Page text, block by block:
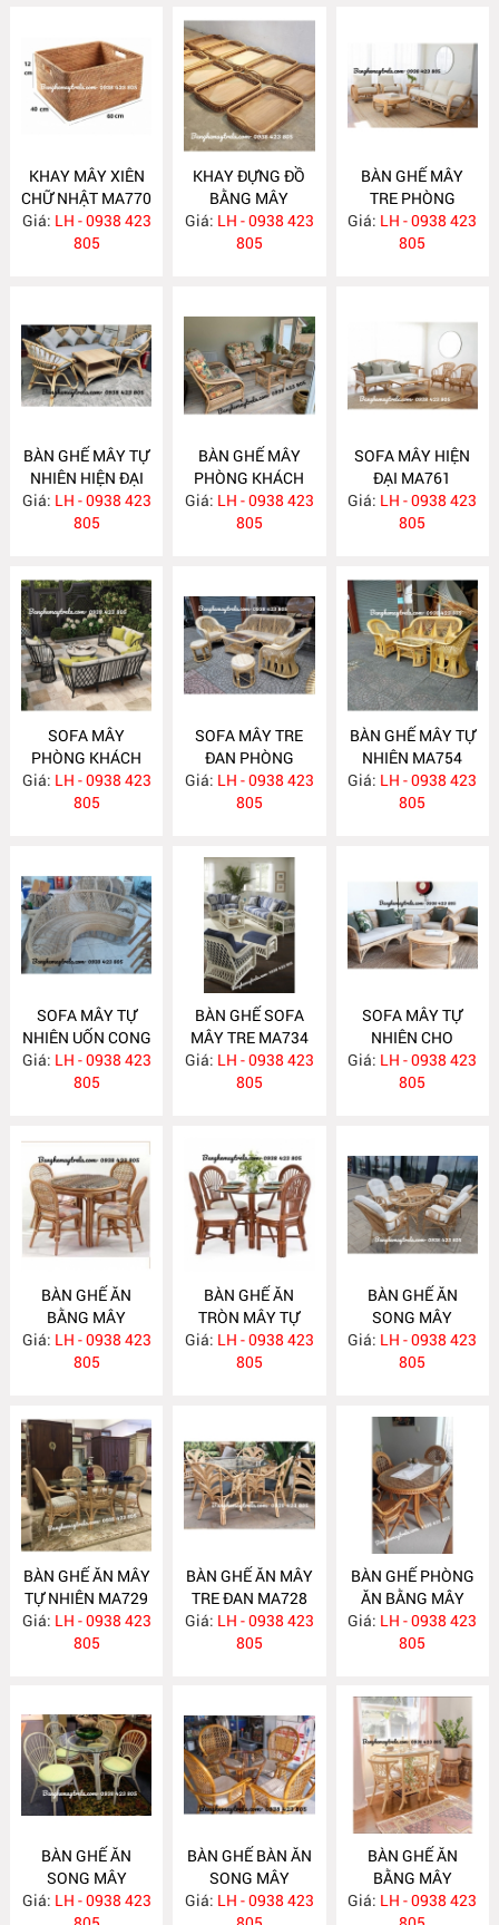
KHAY MÂY XIÊN
CHỮ NHẬT MA770
Giá: LH - 0938 423
805
KHAY ĐỰNG ĐỒ
BẰNG MÂY
MA769
Giá: LH - 0938 423
805
BÀN GHẾ MÂY
TRE PHÒNG
KHÁCH MA764
Giá: LH - 0938 423
805
BÀN GHẾ MÂY TỰ
NHIÊN HIỆN ĐẠI
MA763
Giá: LH - 0938 423
805
BÀN GHẾ MÂY
PHÒNG KHÁCH
MA762
Giá: LH - 0938 423
805
SOFA MÂY HIỆN
ĐẠI MA761
Giá: LH - 0938 423
805
SOFA MÂY
PHÒNG KHÁCH
MA760
Giá: LH - 0938 423
805
SOFA MÂY TRE
ĐAN PHÒNG
KHÁCH MA755
Giá: LH - 0938 423
805
BÀN GHẾ MÂY TỰ
NHIÊN MA754
Giá: LH - 0938 423
805
SOFA MÂY TỰ
NHIÊN UỐN CONG
MA743
Giá: LH - 0938 423
805
BÀN GHẾ SOFA
MÂY TRE MA734
Giá: LH - 0938 423
805
SOFA MÂY TỰ
NHIÊN CHO
PHÒNG KHÁCH
MA733
Giá: LH - 0938 423
805
BÀN GHẾ ĂN
BẰNG MÂY
MA732
Giá: LH - 0938 423
805
BÀN GHẾ ĂN
TRÒN MÂY TỰ
NHIÊN MA731
Giá: LH - 0938 423
805
BÀN GHẾ ĂN
SONG MÂY
MA730
Giá: LH - 0938 423
805
BÀN GHẾ ĂN MÂY
TỰ NHIÊN MA729
Giá: LH - 0938 423
805
BÀN GHẾ ĂN MÂY
TRE ĐAN MA728
Giá: LH - 0938 423
805
BÀN GHẾ PHÒNG
ĂN BẰNG MÂY
MA727
Giá: LH - 0938 423
805
BÀN GHẾ ĂN
SONG MÂY
MA726
Giá: LH - 0938 423
BÀN GHẾ BÀN ĂN
SONG MÂY
MA725
Giá: LH - 0938 423
BÀN GHẾ ĂN
BẰNG MÂY
MA724
Giá: LH - 0938 423